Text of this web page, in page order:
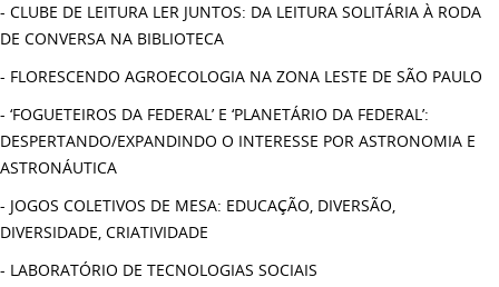
- CLUBE DE LEITURA LER JUNTOS: DA LEITURA SOLITÁRIA À RODA
DE CONVERSA NA BIBLIOTECA
- FLORESCENDO AGROECOLOGIA NA ZONA LESTE DE SÃO PAULO
- ‘FOGUETEIROS DA FEDERAL’ E ‘PLANETÁRIO DA FEDERAL’:
DESPERTANDO/EXPANDINDO O INTERESSE POR ASTRONOMIA E
ASTRONÁUTICA
- JOGOS COLETIVOS DE MESA: EDUCAÇÃO, DIVERSÃO,
DIVERSIDADE, CRIATIVIDADE
- LABORATÓRIO DE TECNOLOGIAS SOCIAIS